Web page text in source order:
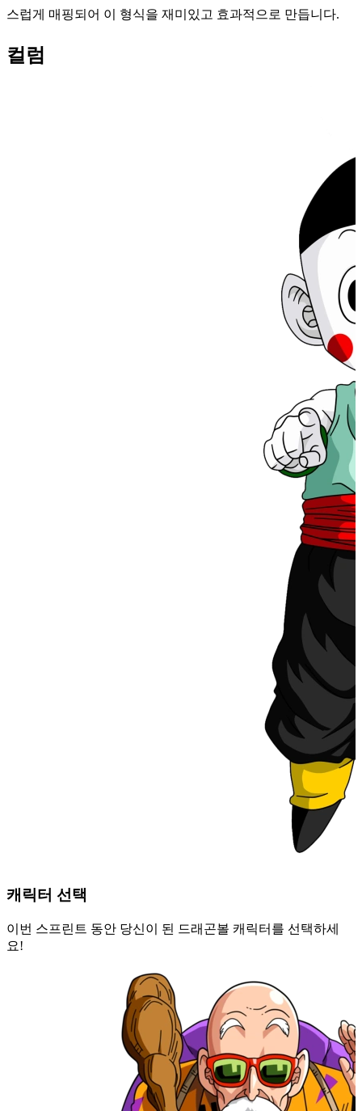
스럽게 매핑되어 이 형식을 재미있고 효과적으로 만듭니다.
컬럼
캐릭터 선택
이번 스프린트 동안 당신이 된 드래곤볼 캐릭터를 선택하세
요!